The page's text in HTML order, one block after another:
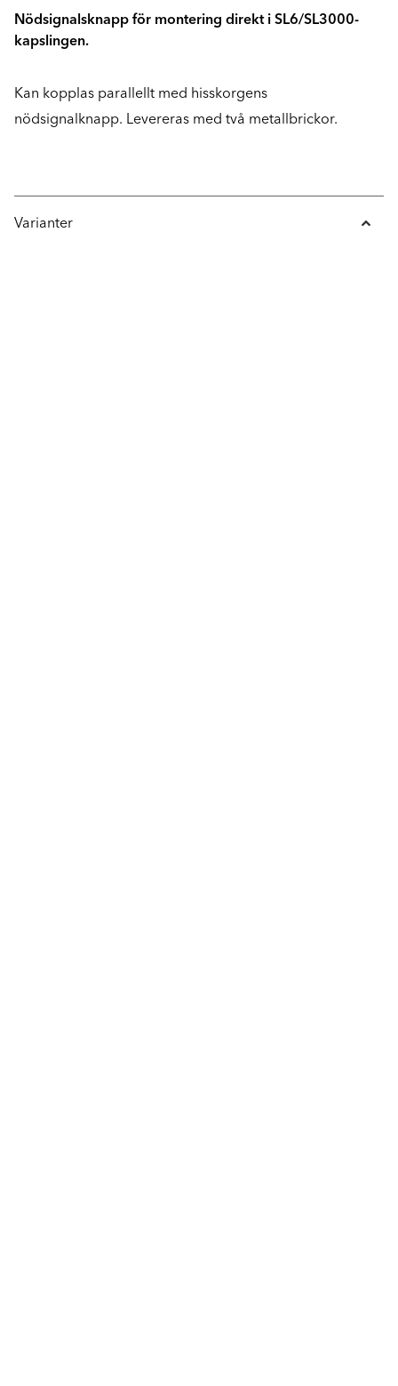
Nödsignalsknapp för montering direkt i SL6/SL3000-
kapslingen.
Kan kopplas parallellt med hisskorgens
nödsignalknapp. Levereras med två metallbrickor.
Varianter